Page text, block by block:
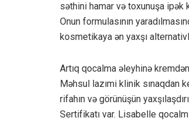
səthini hamar və toxunuşa
Onun formulasının
kosmetikaya ən yaxşı
Artıq qocalma əleyhinə
Məhsul lazımi klinik sınaqdan
rifahın və görünüşün
Sertifikatı var. Lisabelle